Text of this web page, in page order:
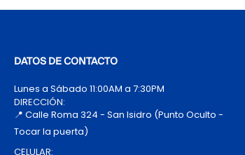
DATOS DE CONTACTO
Lunes a Sábado 11:00AM a 7:30PM
DIRECCIÓN:
📍 Calle Roma 324 - San Isidro (Punto Oculto -
Tocar la puerta)
CELULAR: